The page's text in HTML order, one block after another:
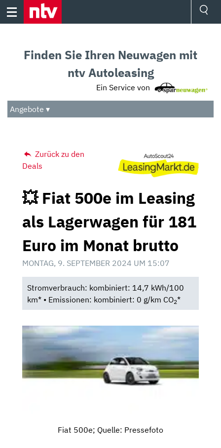
Skip
Audio
Das Beste
Finden Sie Ihren Neuwagen mit
ntv Autoleasing
Ein Service von
Angebote ▾
Zurück zu den
Deals
💥 Fiat 500e im Leasing
als Lagerwagen für 181
Euro im Monat brutto
MONTAG, 9. SEPTEMBER 2024 UM 15:07
Stromverbrauch: kombiniert: 14,7 kWh/100
km* • Emissionen: kombiniert: 0 g/km CO2*
Fiat 500e; Quelle: Pressefoto